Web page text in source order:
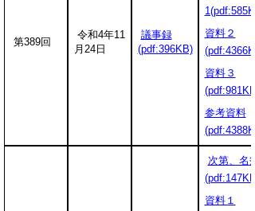
第389回
令和4年11
月24日
議事録
(pdf:396KB)
資料２
資料３
(pdf:981KB)
参考資料
次第、名簿
(pdf:147KB)
資料１